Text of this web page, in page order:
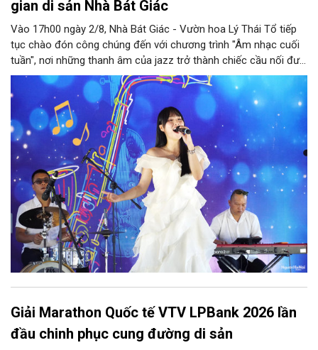
gian di sản Nhà Bát Giác
Vào 17h00 ngày 2/8, Nhà Bát Giác - Vườn hoa Lý Thái Tổ tiếp
tục chào đón công chúng đến với chương trình "Âm nhạc cuối
tuần", nơi những thanh âm của jazz trở thành chiếc cầu nối đưa
nhiều nền văn hóa gặp gỡ trong không gian di sản giữa lòng Thủ
đô. Từ những tác phẩm kinh điển của thế giới đến những giai
điệu Việt Nam đậm chất tự sự, chương trình mở ra một hành
trình thưởng thức âm nhạc đa tầng cảm xúc, góp phần bồi đắp
diện mạo văn hóa của Hà Nội - Thành phố sáng tạo.
Giải Marathon Quốc tế VTV LPBank 2026 lần
đầu chinh phục cung đường di sản